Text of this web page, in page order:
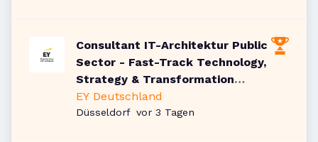
Consultant IT-Architektur Public
Sector - Fast-Track Technology,
Strategy & Transformation
(w/m/d)
EY Deutschland
Düsseldorf Veröffentlicht
vor 3 Tagen